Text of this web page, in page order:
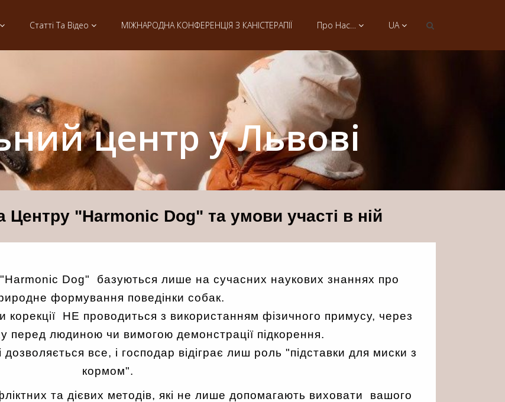
Статті Та Відео МІЖНАРОДНА КОНФЕРЕНЦІЯ З КАНІСТЕРАПІЇ Про Нас… UA
центр у Львові
"Harmonic Dog" та умови участі в ній
Dog" базуються лише на сучасних наукових знаннях про
формування поведінки собак.
НЕ проводиться з використанням фізичного примусу, через
перед людиною чи вимогою демонстрації підкорення.
все, і господар відіграє лиш роль "підставки для миски з
кормом".
та дієвих методів, які не лише допомагають виховати вашого